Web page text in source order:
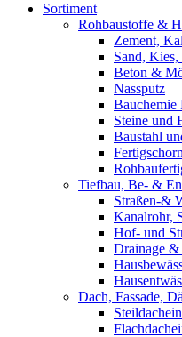
Sortiment
Rohbaustoffe &
Zement,
Sand,
Beton &
Nassputz
Bauchemie
Steine und
Baustahl
Tiefbau, Be- &
Straßen-&
Kanalrohr,
Hof- und
Drainage &
Dach, Fassade,